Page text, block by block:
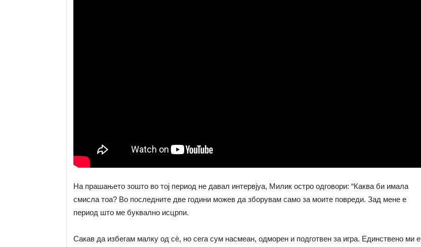
На прашањето зошто во тој период не давал интервјуа, Милик остро одговори: “Каква би имала
смисла тоа? Во последните две години можев да зборувам само за моите повреди. Зад мене е
период што ме буквално исцрпи.
Сакав да избегам малку од сè, но сега сум насмеан, одморен и подготвен за игра. Единствено ми е